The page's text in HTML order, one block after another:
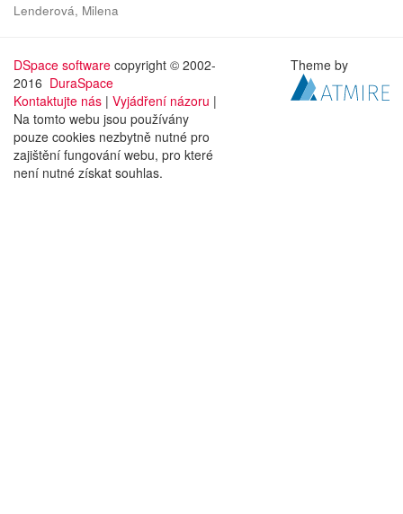
Lenderová, Milena
DSpace software copyright © 2002-
2016 DuraSpace
Kontaktujte nás | Vyjádření názoru |
Na tomto webu jsou používány
pouze cookies nezbytně nutné pro
zajištění fungování webu, pro které
není nutné získat souhlas.
Theme by